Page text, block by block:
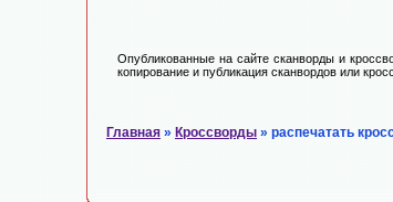
Опубликованные на сайте сканворды и
копирование и публикация сканвордов или
Главная » Кроссворды » распечатать